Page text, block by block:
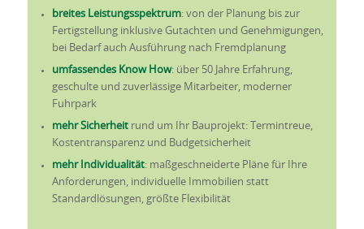
breites Leistungsspektrum: von der Planung bis zur
Fertigstellung inklusive Gutachten und Genehmigungen,
bei Bedarf auch Ausführung nach Fremdplanung
umfassendes Know How: über 50 Jahre Erfahrung,
geschulte und zuverlässige Mitarbeiter, moderner
Fuhrpark
mehr Sicherheitrund um Ihr Bauprojekt: Termintreue,
Kostentransparenz und Budgetsicherheit
mehr Individualität: maßgeschneiderte Pläne für Ihre
Anforderungen, individuelle Immobilien statt
Standardlösungen, größte Flexibilität